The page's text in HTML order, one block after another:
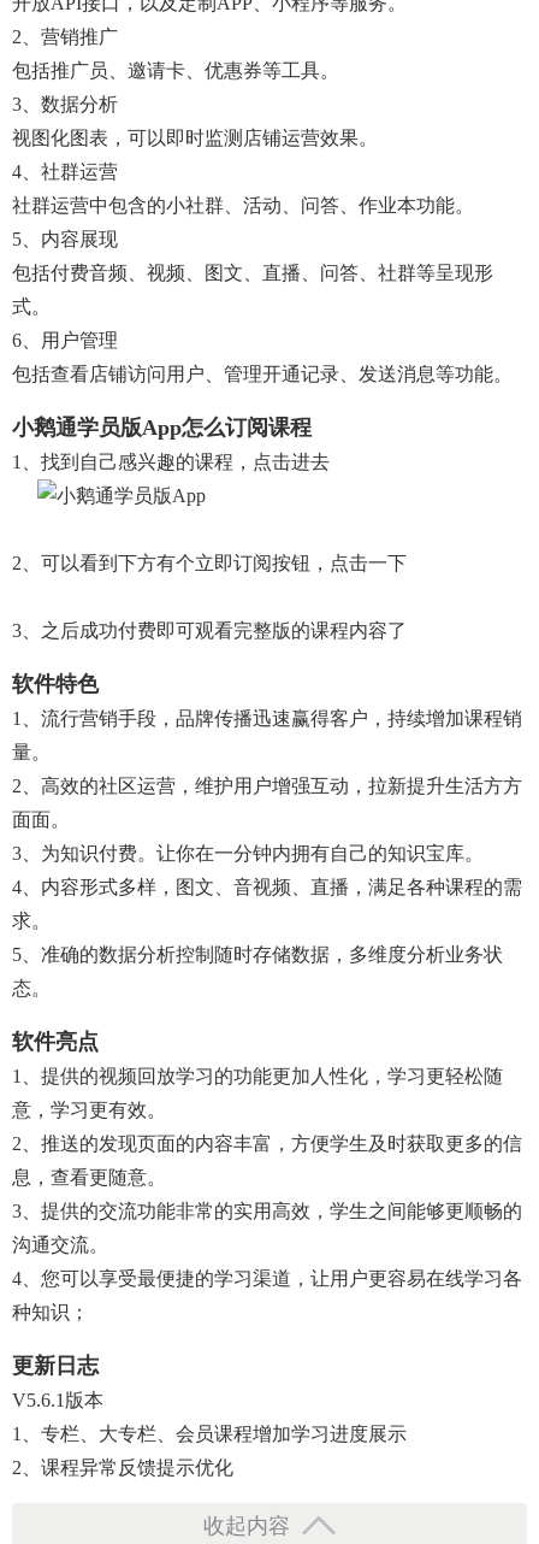
2、营销推广
包括推广员、邀请卡、优惠券等工具。
3、数据分析
视图化图表，可以即时监测店铺运营效果。
4、社群运营
社群运营中包含的小社群、活动、问答、作业本功能。
5、内容展现
包括付费音频、视频、图文、直播、问答、社群等呈现形
式。
6、用户管理
包括查看店铺访问用户、管理开通记录、发送消息等功能。
小鹅通学员版app怎么订阅课程
1、找到自己感兴趣的课程，点击进去
2、可以看到下方有个立即订阅按钮，点击一下
3、之后成功付费即可观看完整版的课程内容了
软件特色
1、流行营销手段，品牌传播迅速赢得客户，持续增加课程销
量。
2、高效的社区运营，维护用户增强互动，拉新提升生活方方
面面。
3、为知识付费。让你在一分钟内拥有自己的知识宝库。
4、内容形式多样，图文、音视频、直播，满足各种课程的需
求。
5、准确的数据分析控制随时存储数据，多维度分析业务状
态。
软件亮点
1、提供的视频回放学习的功能更加人性化，学习更轻松随
意，学习更有效。
2、推送的发现页面的内容丰富，方便学生及时获取更多的信
息，查看更随意。
3、提供的交流功能非常的实用高效，学生之间能够更顺畅的
沟通交流。
4、您可以享受最便捷的学习渠道，让用户更容易在线学习各
种知识；
更新日志
V5.6.1版本
1、专栏、大专栏、会员课程增加学习进度展示
2、课程异常反馈提示优化
收起内容